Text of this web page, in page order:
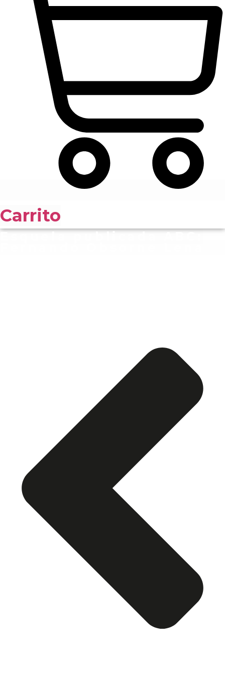
Carrito